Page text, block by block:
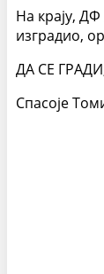
На крају,
изградио,
ДА СЕ
Спасоје